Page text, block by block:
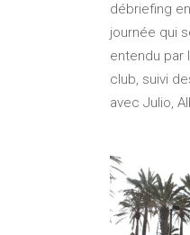
débriefing
journée qui
entendu par
club, suivi
avec Julio,